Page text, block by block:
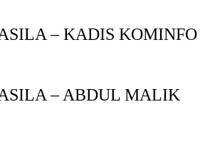
– KADIS KOMINFO
– ABDUL MALIK